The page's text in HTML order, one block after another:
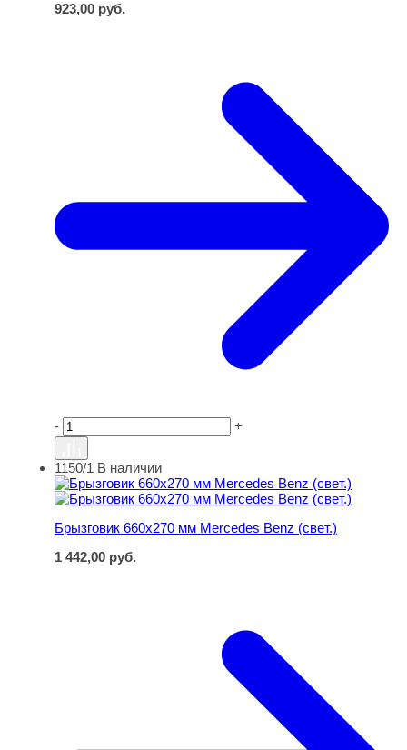
923,00 руб.
- +
Брызговик 660х270 мм Mercedes Benz (свет.)
1150/1 В наличии
Брызговик 660х270 мм Mercedes Benz (свет.)
1 442,00 руб.